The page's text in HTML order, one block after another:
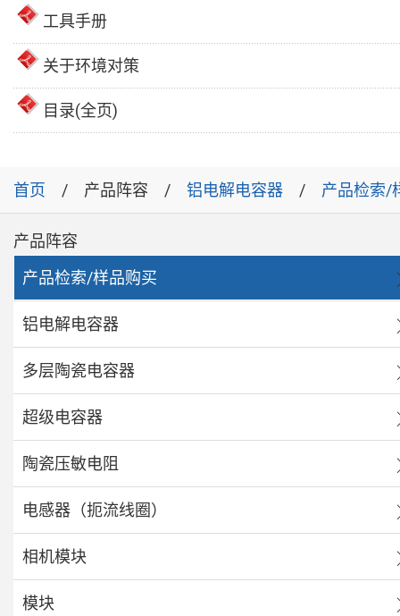
工具手册
关于环境对策
目录(全页)
首页 产品阵容 铝电解电容器 产品检索/
产品阵容
产品检索/样品购买
铝电解电容器
多层陶瓷电容器
超级电容器
陶瓷压敏电阻
电感器（扼流线圈）
相机模块
模块